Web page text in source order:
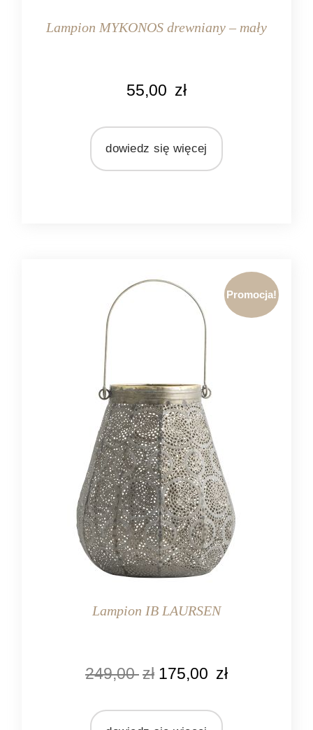
Lampion MYKONOS drewniany – mały
Light&Living
55,00 zł
dowiedz się więcej
Promocja!
Lampion IB LAURSEN
249,00zł 175,00 zł